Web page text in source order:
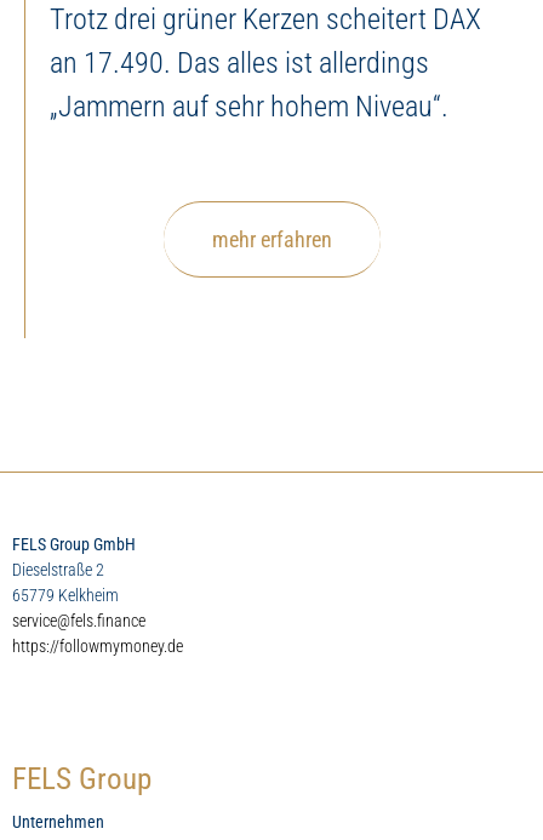
Trotz drei grüner Kerzen scheitert DAX
an 17.490. Das alles ist allerdings
„Jammern auf sehr hohem Niveau“.
mehr erfahren
FELS Group GmbH
Dieselstraße 2
65779 Kelkheim
service@fels.finance
https://followmymoney.de
FELS Group
Unternehmen